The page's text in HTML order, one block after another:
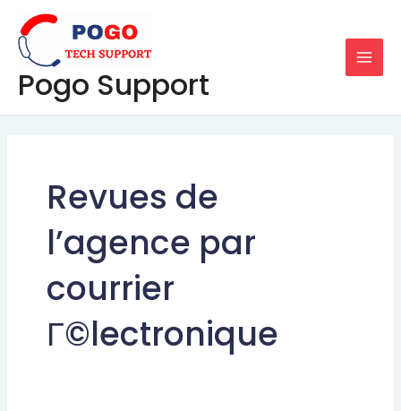
content
Pogo Support
Revues de
l’agence par
courrier
Г©lectronique